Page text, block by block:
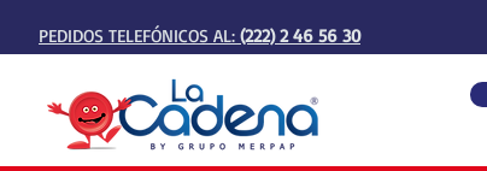
PEDIDOS TELEFÓNICOS AL: (222) 2 46 56 30